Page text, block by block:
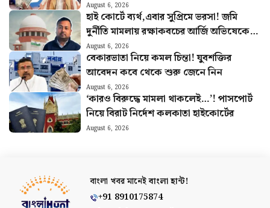
জানুন
August 6, 2026
হাই কোর্টে ব্যর্থ,এবার সুপ্রিমে ভরসা! জমি
দুর্নীতি মামলায় রক্ষাকবচের আর্জি অভিষেকের
আপ্ত সহায়কের
August 6, 2026
বেকারভাতা নিয়ে কমল চিন্তা! যুবশক্তির
আবেদন কবে থেকে শুরু জেনে নিন
August 6, 2026
‘কারও বিরুদ্ধে মামলা থাকলেই…’! পাসপোর্ট
নিয়ে বিরাট নির্দেশ কলকাতা হাইকোর্টের
August 6, 2026
বাংলা খবর মানেইবাংলা হান্ট!
+91 8910175874